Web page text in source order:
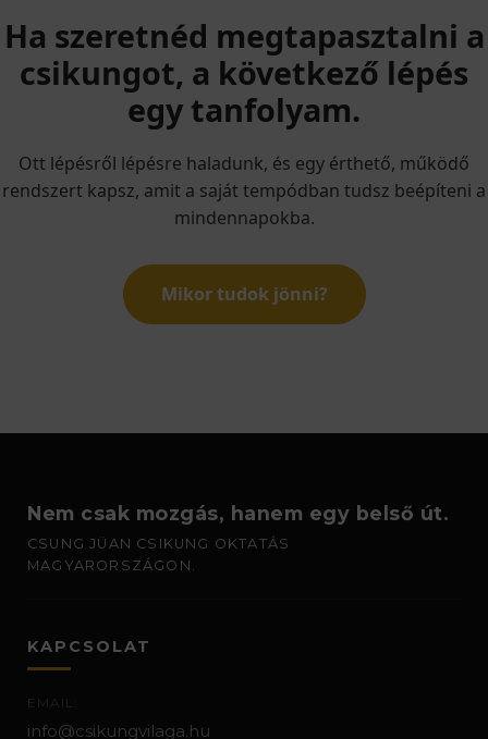
Ha szeretnéd megtapasztalni a
csikungot, a következő lépés
egy tanfolyam.
Ott lépésről lépésre haladunk, és egy érthető, működő
rendszert kapsz, amit a saját tempódban tudsz beépíteni a
mindennapokba.
Mikor tudok jönni?
Nem csak mozgás, hanem egy belső út.
CSUNG JÜAN CSIKUNG OKTATÁS
MAGYARORSZÁGON.
KAPCSOLAT
EMAIL:
info@csikungvilaga.hu